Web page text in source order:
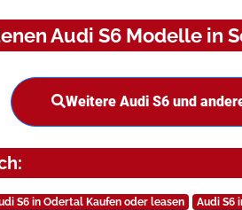
Audi S6 Modelle in
Weitere Audi S6 und
S6 in Odertal Kaufen oder leasen Audi S6